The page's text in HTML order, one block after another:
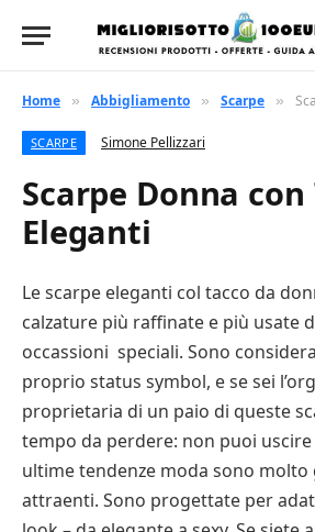
Home » Abbigliamento » Scarpe »
SCARPE Simone Pellizzari
Scarpe Donna con
Eleganti
Le scarpe eleganti col tacco da
calzature più raffinate e più usate
occassioni speciali. Sono
proprio status symbol, e se sei
proprietaria di un paio di queste
tempo da perdere: non puoi uscire
ultime tendenze moda sono molto
attraenti. Sono progettate per